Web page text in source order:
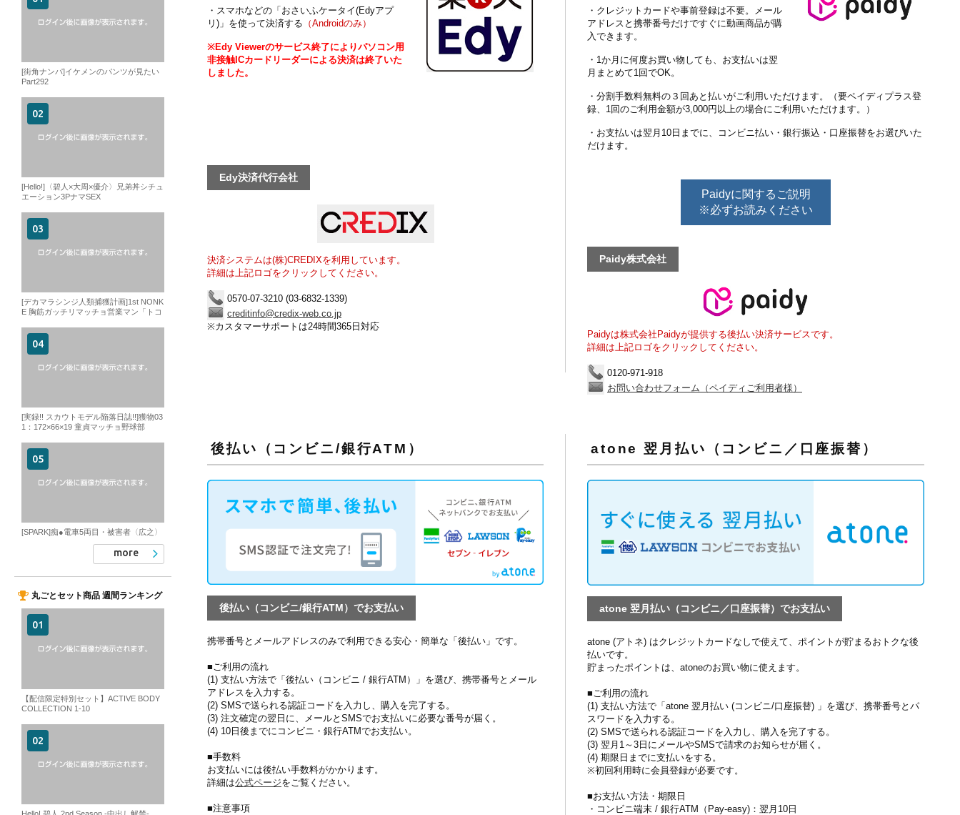
・スマホなどの「おさいふケータイ(Edyアプ
リ)」を使って決済する （Androidのみ）
※Edy Viewerのサービス終了によりパソコン用
非接触ICカードリーダーによる決済は終了いた
しました。
Edy決済代行会社
決済システムは(株)CREDIXを利用しています。
詳細は上記ロゴをクリックしてください。
0570-07-3210 (03-6832-1339)
creditinfo@credix-web.co.jp
※カスタマーサポートは24時間365日対応
・クレジットカードや事前登録は不要。メール
アドレスと携帯番号だけですぐに動画商品が購
入できます。
・1か月に何度お買い物しても、お支払いは翌
月まとめて1回でOK。
・分割手数料無料の３回あと払いがご利用いただけます。（要ペイディプラス登
録、1回のご利用金額が3,000円以上の場合にご利用いただけます。）
・お支払いは翌月10日までに、コンビニ払い・銀行振込・口座振替をお選びいた
だけます。
Paidyに関するご説明
※必ずお読みください
Paidy株式会社
Paidyは株式会社Paidyが提供する後払い決済サービスです。
詳細は上記ロゴをクリックしてください。
0120-971-918
お問い合わせフォーム（ペイディご利用者様）
後払い（コンビニ/銀行ATM）
後払い（コンビニ/銀行ATM）でお支払い
携帯番号とメールアドレスのみで利用できる安心・簡単な「後払い」です。
■ご利用の流れ
(1) 支払い方法で「後払い（コンビニ / 銀行ATM）」を選び、携帯番号とメール
アドレスを入力する。
(2) SMSで送られる認証コードを入力し、購入を完了する。
(3) 注文確定の翌日に、メールとSMSでお支払いに必要な番号が届く。
(4) 10日後までにコンビニ・銀行ATMでお支払い。
■手数料
お支払いには後払い手数料がかかります。
詳細は公式ページをご覧ください。
■注意事項
atone 翌月払い（コンビニ／口座振替）
atone 翌月払い（コンビニ／口座振替）でお支払い
atone (アトネ) はクレジットカードなしで使えて、ポイントが貯まるおトクな後
払いです。
貯まったポイントは、atoneのお買い物に使えます。
■ご利用の流れ
(1) 支払い方法で「atone 翌月払い (コンビニ/口座振替) 」を選び、携帯番号とパ
スワードを入力する。
(2) SMSで送られる認証コードを入力し、購入を完了する。
(3) 翌月1～3日にメールやSMSで請求のお知らせが届く。
(4) 期限日までに支払いをする。
※初回利用時に会員登録が必要です。
■お支払い方法・期限日
・コンビニ端末 / 銀行ATM（Pay-easy)：翌月10日
[街角ナンパ]イケメンのパンツが見たい
Part292
[Hello!]〈碧人×大周×優介〉兄弟丼シチュ
エーション3PナマSEX
[デカマラシンジ人類捕獲計画]1st NONK
E 胸筋ガッチリマッチョ営業マン「トコ
[実録!! スカウトモデル陥落日誌!!]獲物03
1：172×66×19 童貞マッチョ野球部
[SPARK]痴●電車5両目・被害者〈広之〉
more
丸ごとセット商品 週間ランキング
【配信限定特別セット】ACTIVE BODY
COLLECTION 1-10